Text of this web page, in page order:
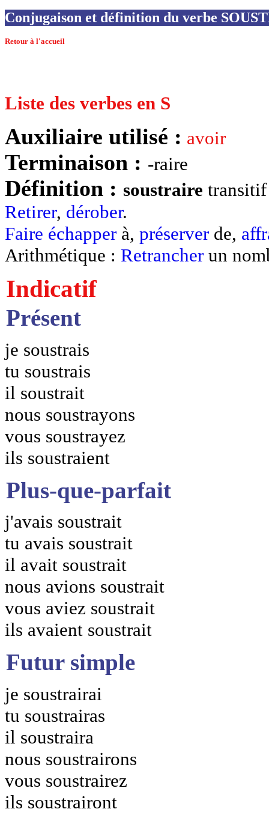
Conjugaison et définition du verbe
Retour à l'accueil
Liste des verbes en S
Auxiliaire utilisé : avoir
Terminaison : -raire
Définition : soustraire transitif
Retirer, dérober.
Faire échapper à, préserver de,
Arithmétique : Retrancher un
Indicatif
Présent
je soustrais
tu soustrais
il soustrait
nous soustrayons
vous soustrayez
ils soustraient
Plus-que-parfait
j'avais soustrait
tu avais soustrait
il avait soustrait
nous avions soustrait
vous aviez soustrait
ils avaient soustrait
Futur simple
je soustrairai
tu soustrairas
il soustraira
nous soustrairons
vous soustrairez
ils soustrairont